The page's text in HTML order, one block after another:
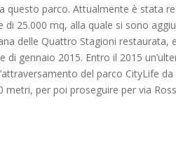
questo parco. Attualmente è stata
di 25.000 mq, alla quale si sono
delle Quattro Stagioni
di gennaio 2015. Entro il 2015
del parco CityLife
metri, per poi proseguire per via